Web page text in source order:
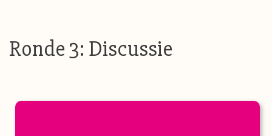
Ronde 3: Discussie